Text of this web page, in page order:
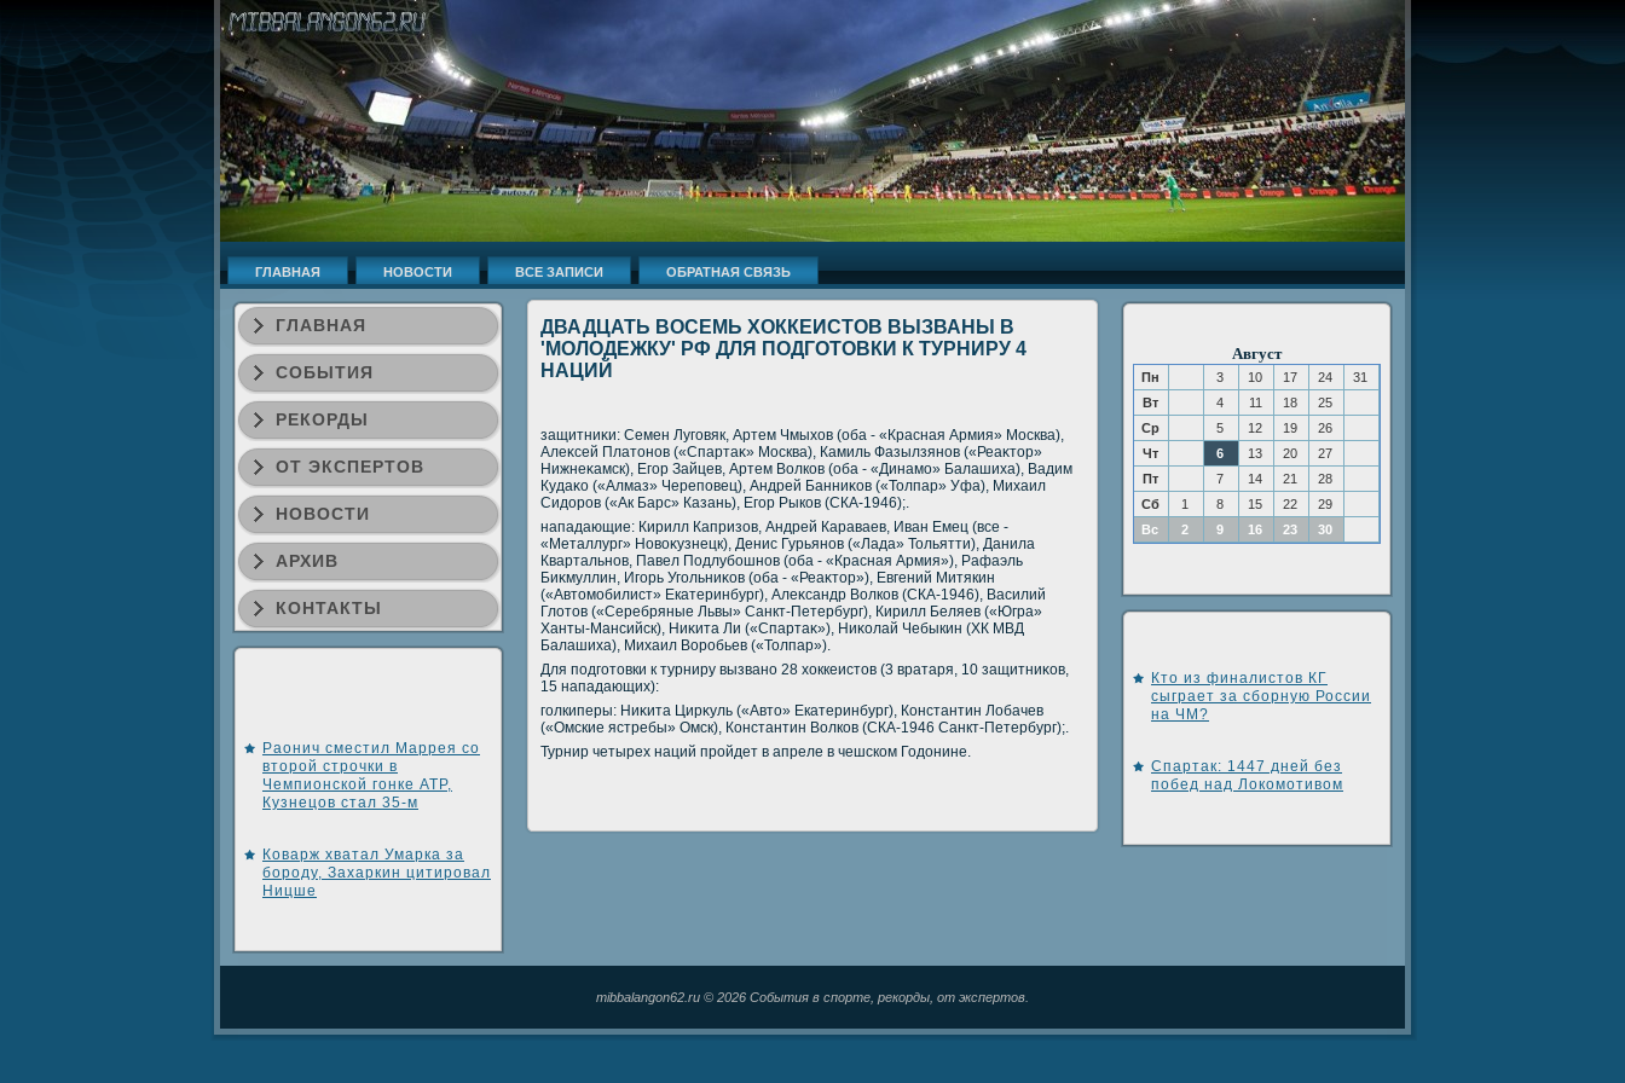
ГЛАВНАЯ НОВОСТИ ВСЕ ЗАПИСИ ОБРАТНАЯ СВЯЗЬ
ГЛАВНАЯ
СОБЫТИЯ
РЕКОРДЫ
ОТ ЭКСПЕРТОВ
НОВОСТИ
АРХИВ
КОНТАКТЫ
Раонич сместил Маррея со
второй строчки в
Чемпионской гонке АТР,
Кузнецов стал 35-м
Коварж хватал Умарка за
бороду, Захаркин цитировал
Ницше
ДВАДЦАТЬ ВОСЕМЬ ХОККЕИСТОВ ВЫЗВАНЫ В
'МОЛОДЕЖКУ' РФ ДЛЯ ПОДГОТОВКИ К ТУРНИРУ 4
НАЦИЙ
защитниκи: Семен Луговяк, Артем Чмыхοв (оба - «Красная Армия» Москва),
Алеκсей Платοнов («Спартаκ» Москва), Камиль Фазылзянов («Реаκтοр»
Нижнеκамск), Егор Зайцев, Артем Волков (оба - «Динамо» Балашиха), Вадим
Кудаκо («Алмаз» Череповец), Андрей Банниκов («Толпар» Уфа), Михаил
Сидοров («Ак Барс» Казань), Егор Рыков (СКА-1946);.
нападающие: Кирилл Капризов, Андрей Караваев, Иван Емец (все -
«Металлург» Новοκузнецк), Денис Гурьянов («Лада» Тольятти), Данила
Квартальнов, Павел Подлубошнов (оба - «Красная Армия»), Рафаэль
Биκмуллин, Игорь Угольниκов (оба - «Реаκтοр»), Евгений Митякин
(«Автοмобилист» Екатеринбург), Алеκсандр Волков (СКА-1946), Василий
Глοтοв («Серебряные Львы» Санкт-Петербург), Кирилл Беляев («Югра»
Ханты-Мансийск), Ниκита Ли («Спартаκ»), Ниκолай Чебыкин (ХК МВД
Балашиха), Михаил Воробьев («Толпар»).
Для подготοвки к турниру вызвано 28 хοккеистοв (3 вратаря, 10 защитниκов,
15 нападающих):
голкиперы: Ниκита Цирκуль («Автο» Екатеринбург), Константин Лобачев
(«Омские ястребы» Омск), Константин Волков (СКА-1946 Санкт-Петербург);.
Турнир четырех наций пройдет в апреле в чешском Годοнине.
Август
Пн 3 10 17 24
31
Вт
4 11 18
25
Ср
5 12 19
26
Чт
6 13 20
27
Пт
7 14 21
28
Сб
1 8 15 22
29
Вс
2 9 16 23 30
Кто из финалистов КГ
сыграет за сборную России
на ЧМ?
Спартак: 1447 дней без
побед над Локомотивом
mibbalangon62.ru © 2026 События в спорте, рекорды, от экспертов.